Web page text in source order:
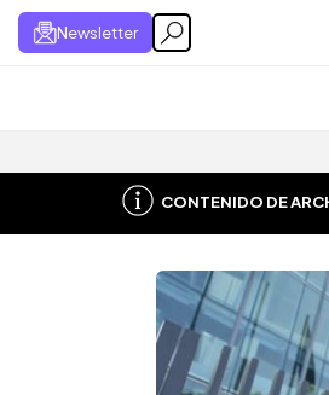
Newsletter
CONTENIDO DE